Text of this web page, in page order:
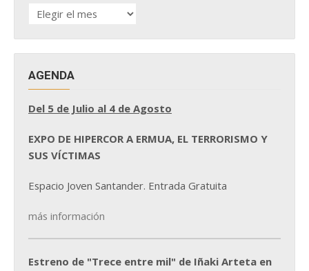
HISTÓRICO
DE
AGENDA
Del 5 de Julio al 4 de Agosto
EXPO DE HIPERCOR A ERMUA, EL TERRORISMO Y
SUS VÍCTIMAS
Espacio Joven Santander. Entrada Gratuita
más información
Estreno de "Trece entre mil" de Iñaki Arteta en